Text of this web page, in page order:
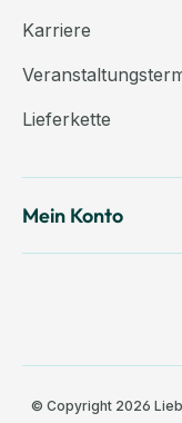
Karriere
Lieferkette
Mein Konto
© Copyright 2026